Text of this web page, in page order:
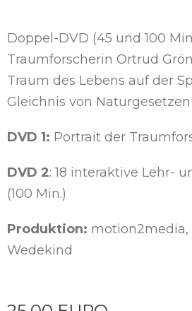
Doppel-DVD (45 und 100
Traumforscherin Ortrud
Traum des Lebens auf der
Gleichnis von Naturgesetzen
DVD 1: Portrait der
DVD 2: 18 interaktive Lehr-
(100 Min.)
Produktion: motion2media,
Wedekind